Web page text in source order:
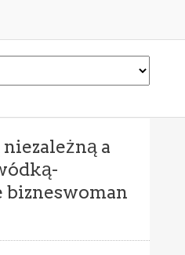
a
bizneswoman